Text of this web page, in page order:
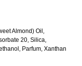
Almond) Oil,
20, Silica,
Parfum, Xanthan